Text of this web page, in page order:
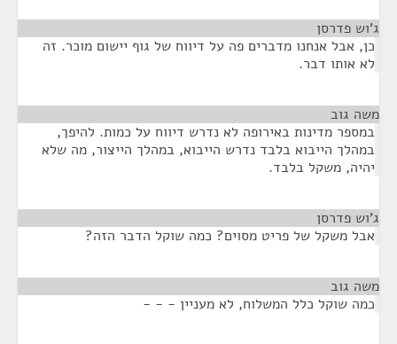
ג'וש פדרסן
כן, אבל אנחנו מדברים פה על דיווח של גוף יישום מוכר. זה
לא אותו דבר.
משה גוב
במספר מדינות באירופה לא נדרש דיווח על כמות. להיפך,
במהלך הייבוא בלבד נדרש הייבוא, במהלך הייצור, מה שלא
יהיה, משקל בלבד.
ג'וש פדרסן
אבל משקל של פריט מסוים? כמה שוקל הדבר הזה?
משה גוב
כמה שוקל כלל המשלוח, לא מעניין - - -